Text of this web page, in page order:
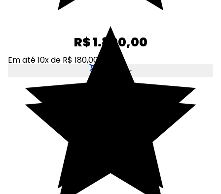
R$ 1.800,00
Em até 10x de R$ 180,00
Adicionar